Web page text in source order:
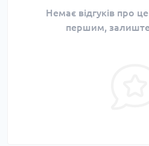
Немає відгуків про
першим, залиште